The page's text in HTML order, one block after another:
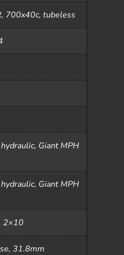
700x40c, tubeless
Giant MPH
Giant MPH
2×10
31.8mm